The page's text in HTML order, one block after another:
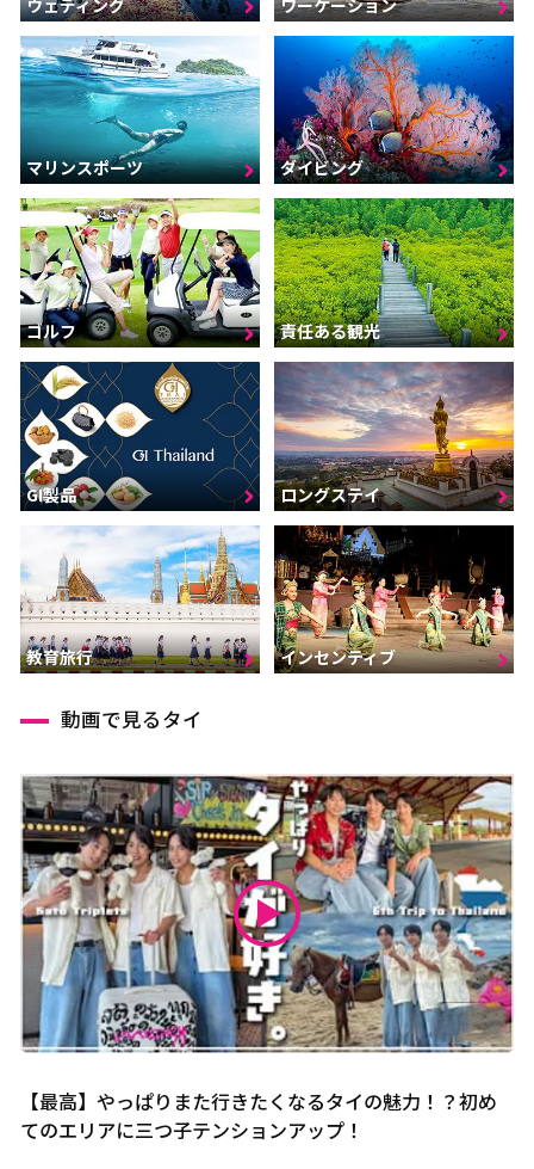
マリンスポーツ ダイビング
ゴルフ 責任ある観光
GI製品 ロングステイ
教育旅行 インセンティブ
動画で見るタイ
【最高】やっぱりまた行きたくなるタイの魅力！？初め
てのエリアに三つ子テンションアップ！